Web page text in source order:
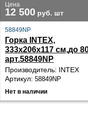
Цена
12 500 руб. шт
58849NP
Горка INTEX,
333х206х117 см,до
арт.58849NP
Производитель: INTEX
Артикул: 58849NP
Нет в наличии